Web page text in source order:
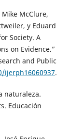
McClure,
y Eduard
Society. A
on Evidence.”
and Public
ijerph16060937.
naturaleza.
Educación